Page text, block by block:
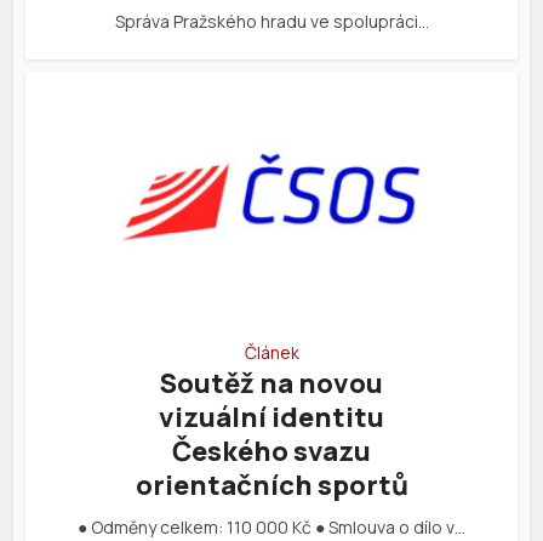
Správa Pražského hradu ve spolupráci…
Článek
Soutěž na novou
vizuální identitu
Českého svazu
orientačních sportů
● Odměny celkem: 110 000 Kč ● Smlouva o dílo v…